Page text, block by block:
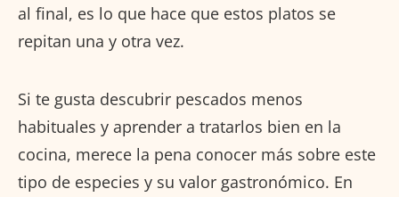
al final, es lo que hace que estos platos se
repitan una y otra vez.
Si te gusta descubrir pescados menos
habituales y aprender a tratarlos bien en la
cocina, merece la pena conocer más sobre este
tipo de especies y su valor gastronómico. En